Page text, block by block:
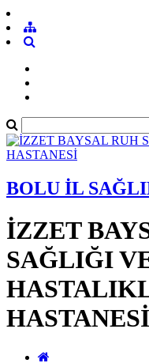
BOLU İL
İZZET
SAĞLIĞI
HASTANESİ